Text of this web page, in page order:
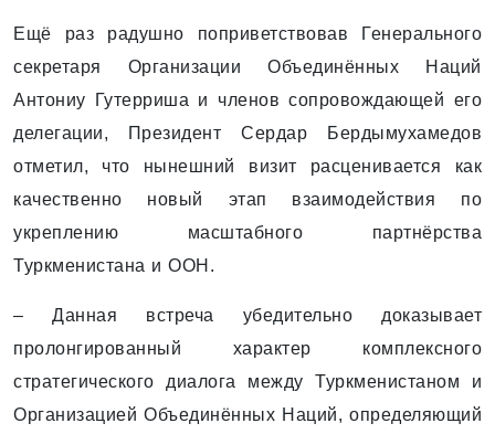
Ещё раз радушно поприветствовав Генерального
секретаря Организации Объединённых Наций
Антониу Гутерриша и членов сопровождающей его
делегации, Президент Сердар Бердымухамедов
отметил, что нынешний визит расценивается как
качественно новый этап взаимодействия по
укреплению масштабного партнёрства
Туркменистана и ООН.
– Данная встреча убедительно доказывает
пролонгированный характер комплексного
стратегического диалога между Туркменистаном и
Организацией Объединённых Наций, определяющий